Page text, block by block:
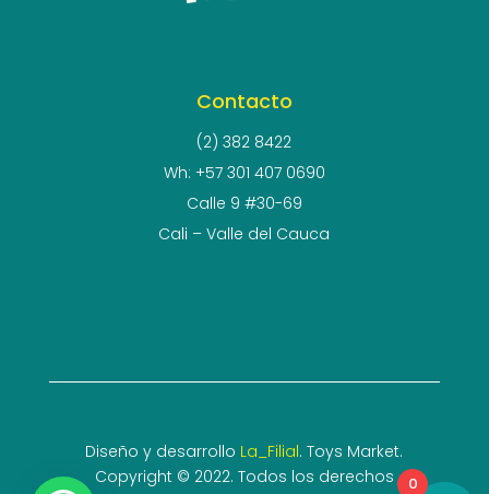
Contacto
(2) 382 8422
Wh: +57 301 407 0690
Calle 9 #30-69
Cali – Valle del Cauca
Diseño y desarrollo La_Filial. Toys Market.
Copyright © 2022. Todos los derechos
0